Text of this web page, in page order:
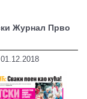
Журнал Прво
01.12.2018